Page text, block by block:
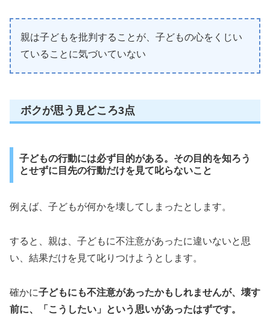
親は子どもを批判することが、子どもの心をくじい
ていることに気づいていない
ボクが思う見どころ3点
子どもの行動には必ず目的がある。その目的を知ろう
とせずに目先の行動だけを見て叱らないこと
例えば、子どもが何かを壊してしまったとします。
すると、親は、子どもに不注意があったに違いないと思
い、結果だけを見て叱りつけようとします。
確かに子どもにも不注意があったかもしれませんが、壊す
前に、「こうしたい」という思いがあったはずです。